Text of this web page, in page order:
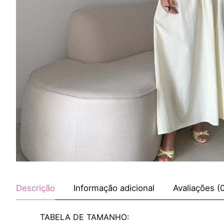
Descrição Informação adicional Avaliações
TABELA DE TAMANHO: